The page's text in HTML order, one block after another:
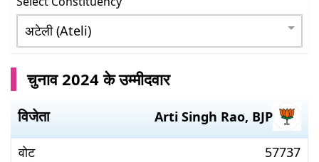
चुनाव 2024 के उम्मीदवार
विजेता Arti Singh Rao, BJP
वोट 57737